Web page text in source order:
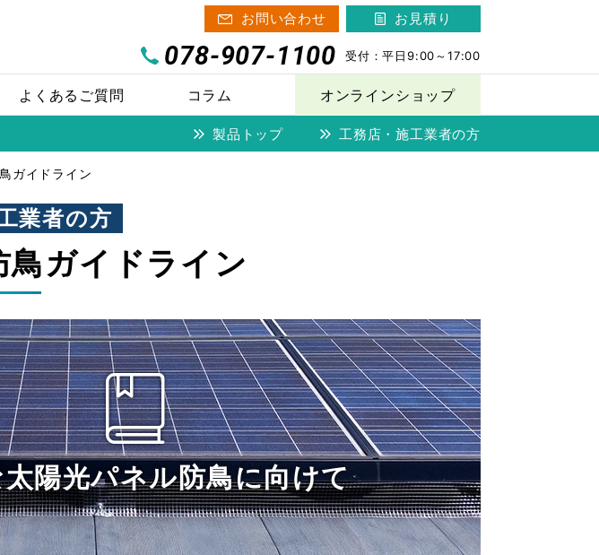
お問い合わせ お見積り
078-907-1100 受付：平日9:00～17:00
ハトワイヤー
ャート
よくあるご質問 コラム オンラインショップ
製品トップ 工務店・施工業者の方
ガイドライン
業者の方
鳥ガイドライン
陽光パネル防鳥に向けて